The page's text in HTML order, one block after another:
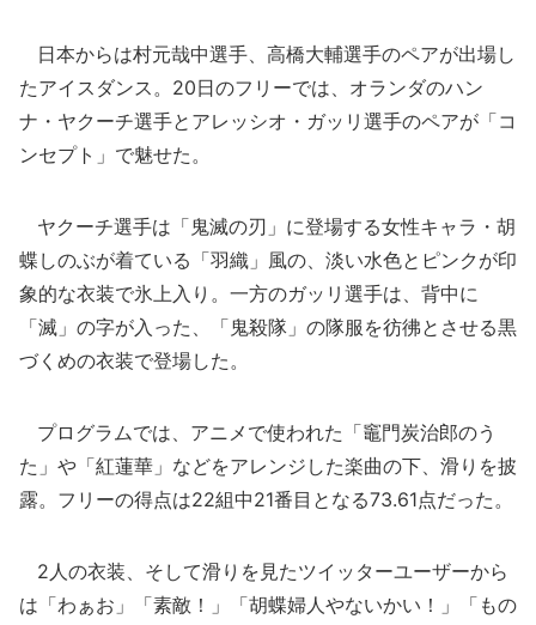
日本からは村元哉中選手、高橋大輔選手のペアが出場し
たアイスダンス。20日のフリーでは、オランダのハン
ナ・ヤクーチ選手とアレッシオ・ガッリ選手のペアが「コ
ンセプト」で魅せた。
ヤクーチ選手は「鬼滅の刃」に登場する女性キャラ・胡
蝶しのぶが着ている「羽織」風の、淡い水色とピンクが印
象的な衣装で氷上入り。一方のガッリ選手は、背中に
「滅」の字が入った、「鬼殺隊」の隊服を彷彿とさせる黒
づくめの衣装で登場した。
プログラムでは、アニメで使われた「竈門炭治郎のう
た」や「紅蓮華」などをアレンジした楽曲の下、滑りを披
露。フリーの得点は22組中21番目となる73.61点だった。
2人の衣装、そして滑りを見たツイッターユーザーから
は「わぁお」「素敵！」「胡蝶婦人やないかい！」「もの